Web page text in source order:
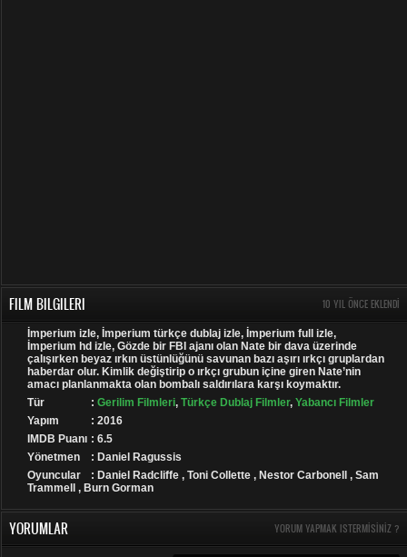
FILM BILGILERI 10 YIL ÖNCE EKLENDI
İmperium izle, İmperium türkçe dublaj izle, İmperium full izle,
İmperium hd izle, Gözde bir FBI ajanı olan Nate bir dava üzerinde
çalışırken beyaz ırkın üstünlüğünü savunan bazı aşırı ırkçı gruplardan
haberdar olur. Kimlik değiştirip o ırkçı grubun içine giren Nate’nin
amacı planlanmakta olan bombalı saldırılara karşı koymaktır.
Tür
: Gerilim Filmleri, Türkçe Dublaj Filmler, Yabancı Filmler
Yapım
: 2016
IMDB Puanı : 6.5
Yönetmen
: Daniel Ragussis
Oyuncular
: Daniel Radcliffe , Toni Collette , Nestor Carbonell , Sam
Trammell , Burn Gorman
YORUMLAR YORUM YAPMAK ISTERMISINIZ ?